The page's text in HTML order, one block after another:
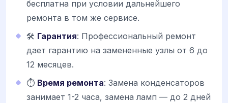
бесплатна при условии дальнейшего
ремонта в том же сервисе.
🛠 Гарантия: Профессиональный ремонт
дает гарантию на замененные узлы от 6 до
12 месяцев.
⏱ Время ремонта: Замена конденсаторов
занимает 1-2 часа, замена ламп — до 2 дней